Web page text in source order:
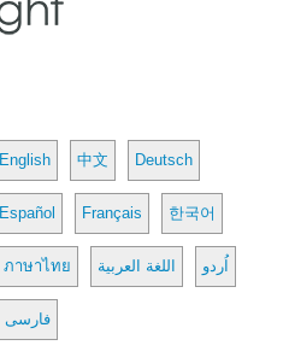
English 中文 Deutsch
Español Français 한국어
ภาษาไทย اللغة العربية اُردو
فارسی